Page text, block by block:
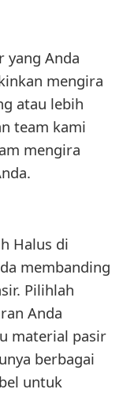
yang Anda
mengira
atau lebih
team kami
mengira
Halus di
membanding
Pilihlah
Anda
material pasir
berbagai
untuk